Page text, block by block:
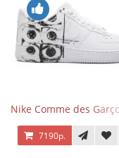
Nike Comme des
7190р.